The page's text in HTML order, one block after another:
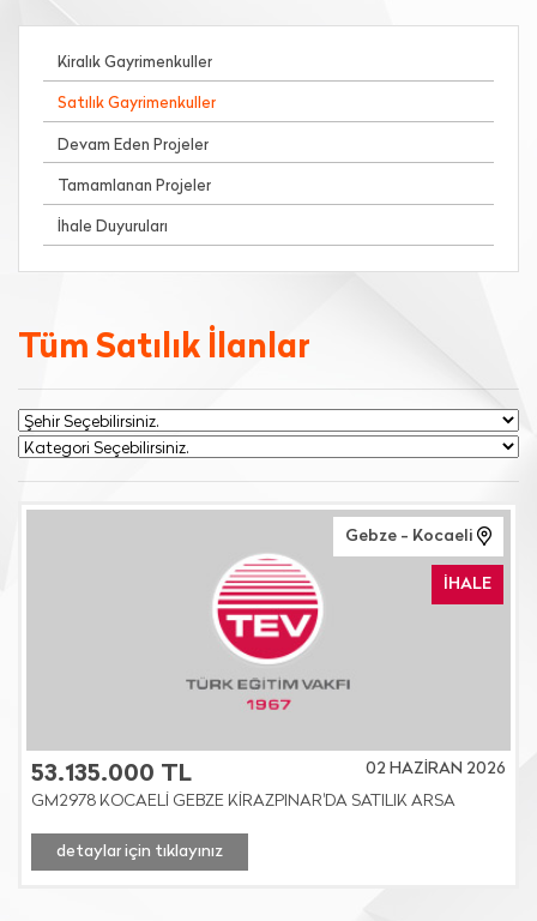
Tüm Satılık İlanlar
Gebze - Kocaeli
İHALE
53.135.000 TL
02 HAZİRAN 2026
GM2978 KOCAELİ GEBZE KİRAZPINAR'DA SATILIK ARSA
detaylar için tıklayınız
Kiralık Gayrimenkuller
Satılık Gayrimenkuller
Devam Eden Projeler
Tamamlanan Projeler
İhale Duyuruları